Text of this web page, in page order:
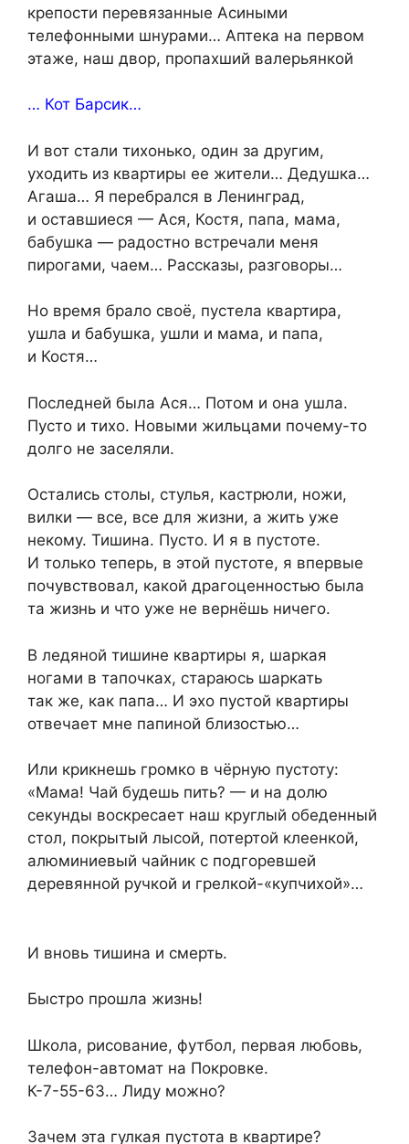
крепости перевязанные Асиными
телефонными шнурами… Аптека на первом
этаже, наш двор, пропахший валерьянкой
… Кот Барсик…
И вот стали тихонько, один за другим,
уходить из квартиры ее жители… Дедушка…
Агаша… Я перебрался в Ленинград,
и оставшиеся — Ася, Костя, папа, мама,
бабушка — радостно встречали меня
пирогами, чаем… Рассказы, разговоры…
Но время брало своё, пустела квартира,
ушла и бабушка, ушли и мама, и папа,
и Костя…
Последней была Ася… Потом и она ушла.
Пусто и тихо. Новыми жильцами почему-то
долго не заселяли.
Остались столы, стулья, кастрюли, ножи,
вилки — все, все для жизни, а жить уже
некому. Тишина. Пусто. И я в пустоте.
И только теперь, в этой пустоте, я впервые
почувствовал, какой драгоценностью была
та жизнь и что уже не вернёшь ничего.
В ледяной тишине квартиры я, шаркая
ногами в тапочках, стараюсь шаркать
так же, как папа… И эхо пустой квартиры
отвечает мне папиной близостью…
Или крикнешь громко в чёрную пустоту:
«Мама! Чай будешь пить? — и на долю
секунды воскресает наш круглый обеденный
стол, покрытый лысой, потертой клеенкой,
алюминиевый чайник с подгоревшей
деревянной ручкой и грелкой-«купчихой»…
И вновь тишина и смерть.
Быстро прошла жизнь!
Школа, рисование, футбол, первая любовь,
телефон-автомат на Покровке.
К-7-55-63… Лиду можно?
Зачем эта гулкая пустота в квартире?